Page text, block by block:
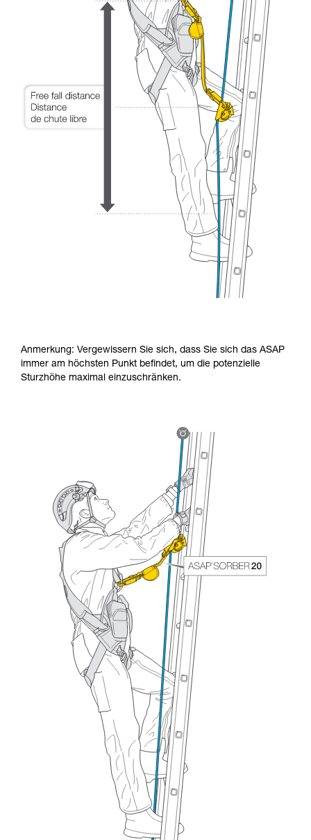
Anmerkung: Vergewissern Sie sich, dass Sie sich das ASAP
immer am höchsten Punkt befindet, um die potenzielle
Sturzhöhe maximal einzuschränken.